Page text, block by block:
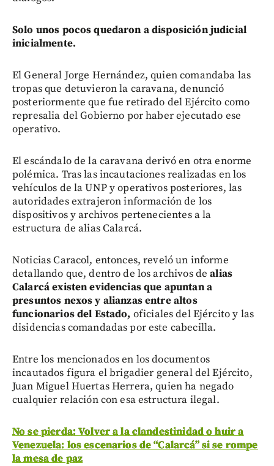
Solo unos pocos quedaron a disposición judicial
inicialmente.
El General Jorge Hernández, quien comandaba las
tropas que detuvieron la caravana, denunció
posteriormente que fue retirado del Ejército como
represalia del Gobierno por haber ejecutado ese
operativo.
El escándalo de la caravana derivó en otra enorme
polémica. Tras las incautaciones realizadas en los
vehículos de la UNP y operativos posteriores, las
autoridades extrajeron información de los
dispositivos y archivos pertenecientes a la
estructura de alias Calarcá.
Noticias Caracol, entonces, reveló un informe
detallando que, dentro de los archivos dealias
Calarcá existen evidencias que apuntan a
presuntos nexos y alianzas entre altos
funcionarios del Estado, oficiales del Ejército y las
disidencias comandadas por este cabecilla.
Entre los mencionados en los documentos
incautados figura el brigadier general del Ejército,
Juan Miguel Huertas Herrera, quien ha negado
cualquier relación con esa estructura ilegal.
No se pierda: Volver a la clandestinidad o huir a
Venezuela: los escenarios de “Calarcá” si se rompe
la mesa de paz